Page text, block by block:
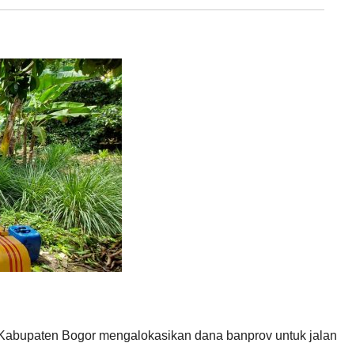
Bogor mengalokasikan dana banprov untuk jalan